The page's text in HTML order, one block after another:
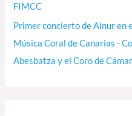
FIMCC
Primer concierto de Ainur en
Música Coral de Canarias -
Abesbatza y el Coro de